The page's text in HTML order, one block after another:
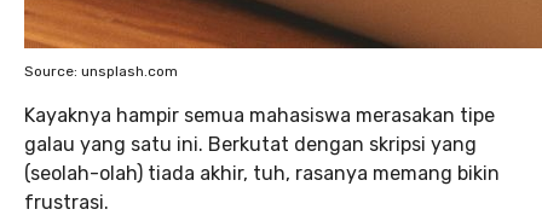
Source: unsplash.com
Kayaknya hampir semua mahasiswa merasakan tipe
galau yang satu ini. Berkutat dengan skripsi yang
(seolah-olah) tiada akhir, tuh, rasanya memang bikin
frustrasi.